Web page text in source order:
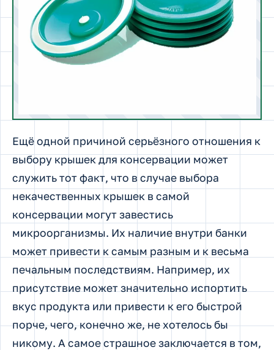
Ещё одной причиной серьёзного отношения к
выбору крышек для консервации может
служить тот факт, что в случае выбора
некачественных крышек в самой
консервации могут завестись
микроорганизмы. Их наличие внутри банки
может привести к самым разным и к весьма
печальным последствиям. Например, их
присутствие может значительно испортить
вкус продукта или привести к его быстрой
порче, чего, конечно же, не хотелось бы
никому. А самое страшное заключается в том,